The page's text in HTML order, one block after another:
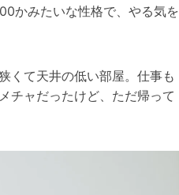
かみたいな性格で、やる気を
くて天井の低い部屋。仕事も
チャだったけど、ただ帰って